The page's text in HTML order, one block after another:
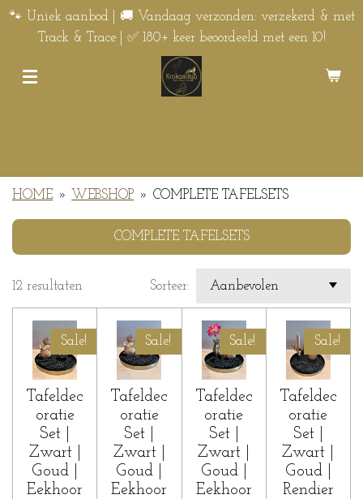
Ga
direct
🐾 Uniek aanbod | 🚚 Vandaag verzonden: verzekerd & met
Track & Trace | ✅ 180+ keer beoordeeld met een 10!
HOME » WEBSHOP » COMPLETE TAFELSETS
COMPLETE TAFELSETS
12 resultaten Sorteer:
Sale!
Tafeldec
oratie
Set |
Zwart |
Goud |
Eekhoor
Sale!
Tafeldec
oratie
Set |
Zwart |
Goud |
Eekhoor
Sale!
Tafeldec
oratie
Set |
Zwart |
Goud |
Eekhoor
Sale!
Tafeldec
oratie
Set |
Zwart |
Goud |
Rendier